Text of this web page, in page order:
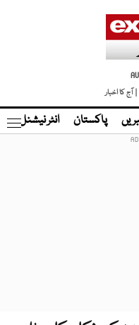
| آج کا اخبار
پاکستان انٹر نیشنل